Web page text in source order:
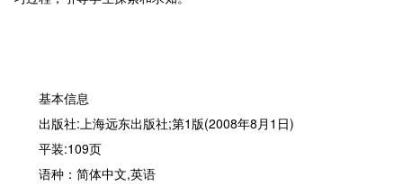
基本信息
出版社:上海远东出版社;第1版(2008年8月1日)
平装:109页
语种：简体中文,英语